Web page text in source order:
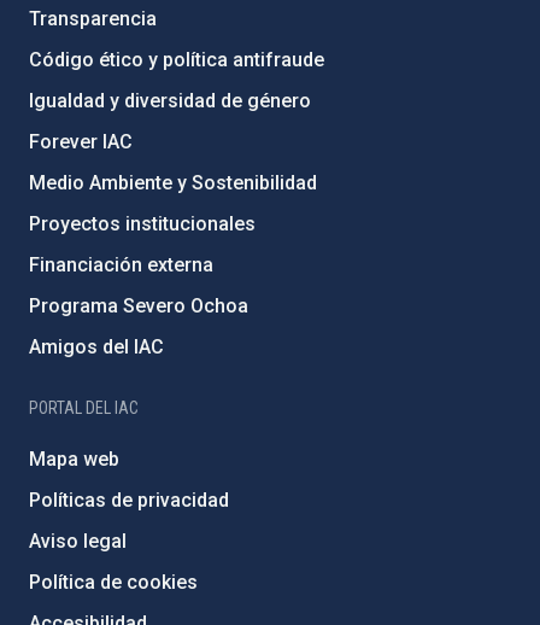
Transparencia
Código ético y política antifraude
Igualdad y diversidad de género
Forever IAC
Medio Ambiente y Sostenibilidad
Proyectos institucionales
Financiación externa
Programa Severo Ochoa
Amigos del IAC
PORTAL DEL IAC
Mapa web
Políticas de privacidad
Aviso legal
Política de cookies